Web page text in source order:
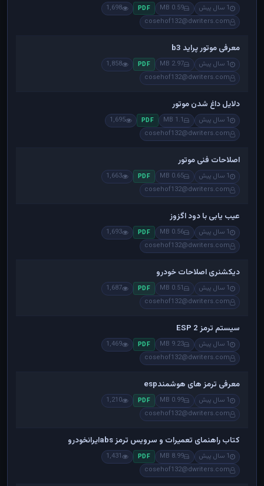
1 سال پیش 0.59 MB
PDF
1,698
cosehof132@dwriters.com
معرفی موتور پراید b3
1 سال پیش 2.97 MB
PDF
1,858
cosehof132@dwriters.com
دلایل داغ شدن موتور
1 سال پیش 1.1 MB
PDF
1,695
cosehof132@dwriters.com
اصلاحات فنی موتور
1 سال پیش 0.65 MB
PDF
1,663
cosehof132@dwriters.com
عیب یابی با دود اگزوز
1 سال پیش 0.56 MB
PDF
1,693
cosehof132@dwriters.com
دیکشنری اصلاحات خودرو
1 سال پیش 0.51 MB
PDF
1,687
cosehof132@dwriters.com
سیستم ترمز ESP 2
1 سال پیش 9.23 MB
PDF
1,469
cosehof132@dwriters.com
معرفی ترمز های هوشمندesp
1 سال پیش 0.99 MB
PDF
1,210
cosehof132@dwriters.com
کتاب راهنمای تعمیرات و سرویس ترمز absایرانخودرو
1 سال پیش 8.99 MB
PDF
1,431
cosehof132@dwriters.com